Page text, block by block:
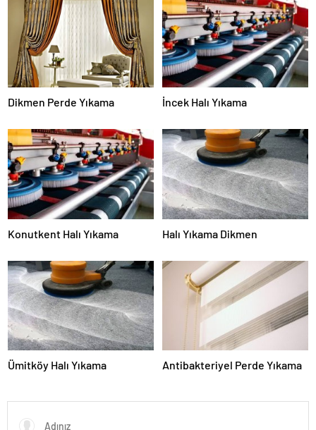
Dikmen Perde Yıkama İncek Halı Yıkama
Konutkent Halı Yıkama Halı Yıkama Dikmen
Ümitköy Halı Yıkama Antibakteriyel Perde Yıkama